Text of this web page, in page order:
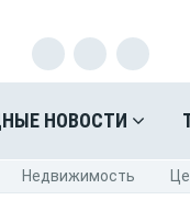
НОВОСТИ
Недвижимость